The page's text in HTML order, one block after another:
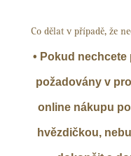
Co dělat v případě, že
• Pokud
požadovány v
online nákupu
hvězdičkou,